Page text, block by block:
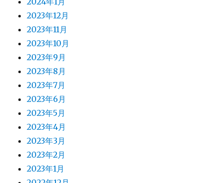
2023年12月
2023年11月
2023年10月
2023年9月
2023年8月
2023年7月
2023年6月
2023年5月
2023年4月
2023年3月
2023年2月
2023年1月